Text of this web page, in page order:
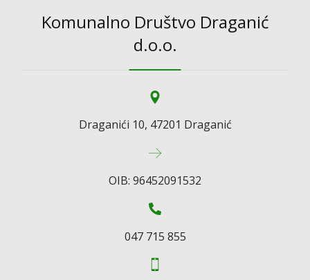
Komunalno Društvo Draganić
d.o.o.
Draganići 10, 47201 Draganić
OIB: 96452091532
047 715 855